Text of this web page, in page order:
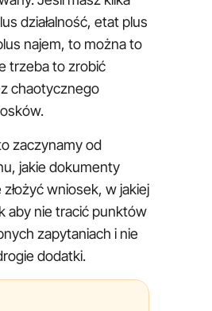
działalność, etat plus
najem, to można to
trzeba to zrobić
chaotycznego
zaczynamy od
jakie dokumenty
wniosek, w jakiej
aby nie tracić punktów
zapytaniach i nie
dodatki.